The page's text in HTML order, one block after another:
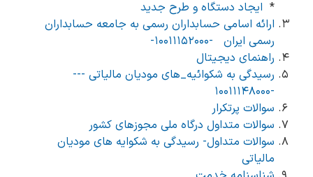
* ایجاد دستگاه و طرح جدید
ارائه اسامی حسابداران رسمی به جامعه حسابداران
رسمی ایران -۱۰۰۱۱۱۵۲۰۰۰-
راهنمای دیجیتال
رسیدگی به شکوائیه_های مودیان مالیاتی ---
-۱۰۰۱۱۱۴۸۰۰۰
سوالات پرتکرار
سوالات متداول درگاه ملی مجوزهای کشور
سوالات متداول- رسیدگی به شکوایه های مودیان
مالیاتی